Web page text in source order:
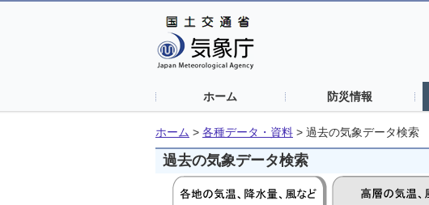
ホーム 防災情報
ホーム > 各種データ・資料 > 過去の気象データ検索
過去の気象データ検索